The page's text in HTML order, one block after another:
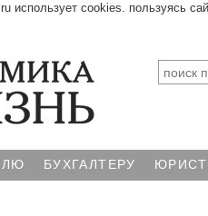
использует cookies. пользуясь
БУХГАЛТЕРУ